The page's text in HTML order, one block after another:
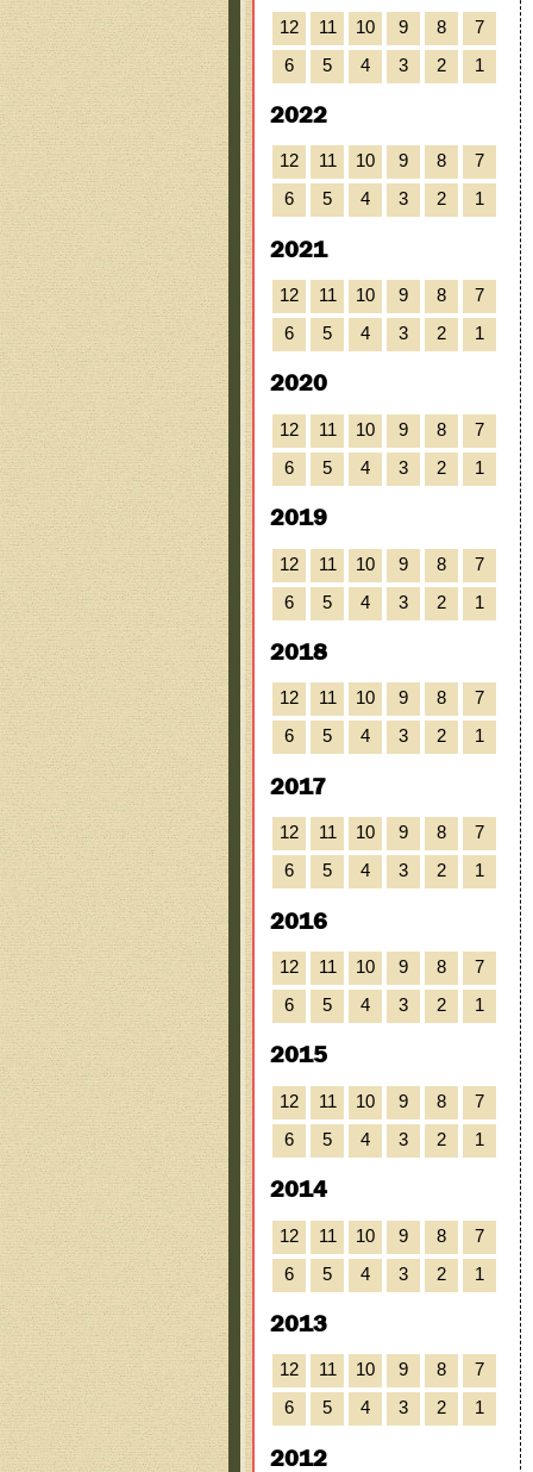
12 11 10 9 8
7
6
5 4 3 2 1
2022
12 11 10 9 8
7
6
5 4 3 2 1
2021
12 11 10 9 8
7
6
5 4 3 2 1
2020
12 11 10 9 8
7
6
5 4 3 2 1
2019
12 11 10 9 8
7
6
5 4 3 2 1
2018
12 11 10 9 8
7
6
5 4 3 2 1
2017
12 11 10 9 8
7
6
5 4 3 2 1
2016
12 11 10 9 8
7
6
5 4 3 2 1
2015
12 11 10 9 8
7
6
5 4 3 2 1
2014
12 11 10 9 8
7
6
5 4 3 2 1
2013
12 11 10 9 8
7
6
5 4 3 2 1
2012